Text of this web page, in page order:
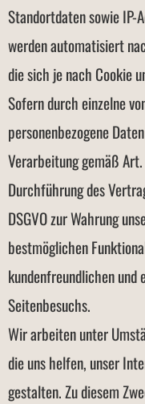
Standortdaten sowie IP-
werden automatisiert
die sich je nach Cookie
Sofern durch einzelne
personenbezogene
Verarbeitung gemäß
Durchführung des
DSGVO zur Wahrung
bestmöglichen
kundenfreundlichen und
Seitenbesuchs.
Wir arbeiten unter
die uns helfen, unser
gestalten. Zu diesem